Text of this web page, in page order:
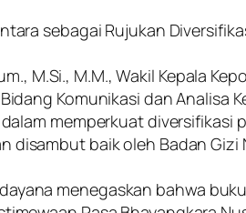
sebagai Rujukan
M.Si., M.M., Wakil Kepala
Komunikasi dan
memperkuat
baik oleh Badan Gizi
menegaskan bahwa